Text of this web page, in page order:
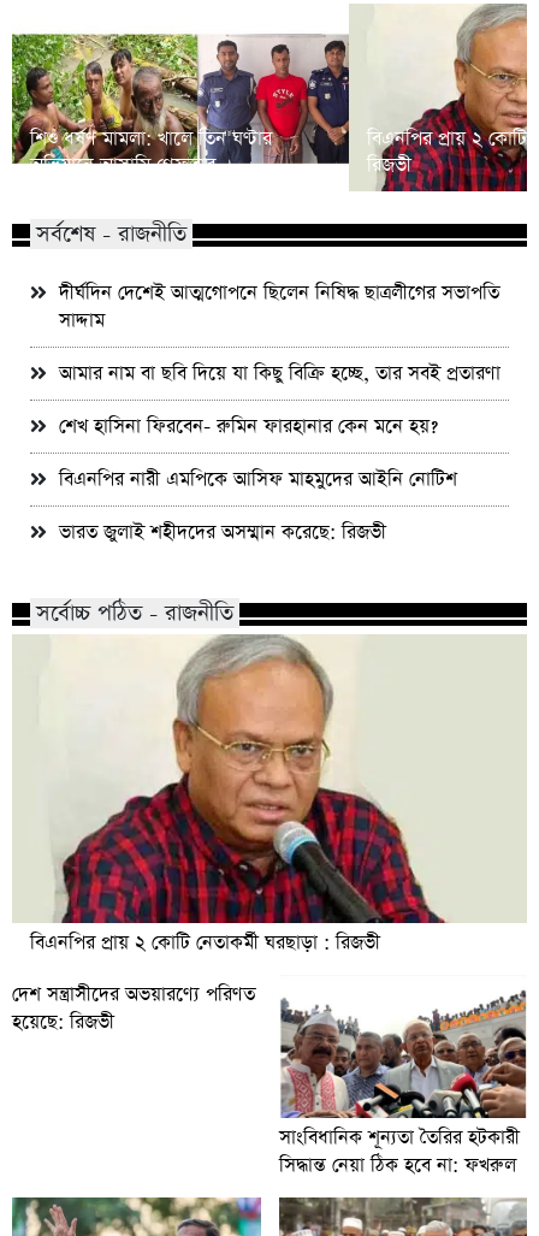
শিশু ধর্ষণ মামলা: খালে তিন ঘণ্টার
অভিযানে আসামি গ্রেফতার
বিএনপির প্রায় ২ কোটি
রিজভী
সর্বশেষ - রাজনীতি
দীর্ঘদিন দেশেই আত্মগোপনে ছিলেন নিষিদ্ধ ছাত্রলীগের সভাপতি
সাদ্দাম
আমার নাম বা ছবি দিয়ে যা কিছু বিক্রি হচ্ছে, তার সবই প্রতারণা
শেখ হাসিনা ফিরবেন- রুমিন ফারহানার কেন মনে হয়?
বিএনপির নারী এমপিকে আসিফ মাহমুদের আইনি নোটিশ
ভারত জুলাই শহীদদের অসম্মান করেছে: রিজভী
সর্বোচ্চ পঠিত - রাজনীতি
বিএনপির প্রায় ২ কোটি নেতাকর্মী ঘরছাড়া : রিজভী
দেশ সন্ত্রাসীদের অভয়ারণ্যে পরিণত
হয়েছে: রিজভী
সাংবিধানিক শূন্যতা তৈরির হটকারী
সিদ্ধান্ত নেয়া ঠিক হবে না: ফখরুল